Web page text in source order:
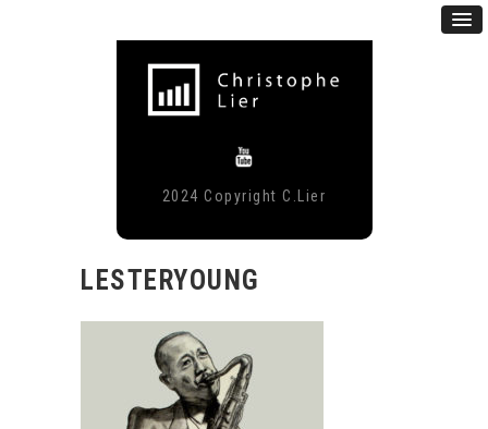
2024 Copyright C.Lier
LESTERYOUNG